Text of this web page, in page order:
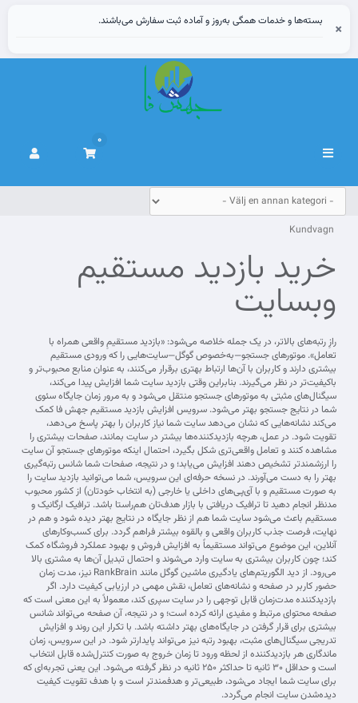
بسته‌ها و خدمات همگی به‌روز و آماده ثبت سفارش می‌باشند. ×
Växla
0
Kundvagn
خرید بازدید مستقیم
وبسایت
رازِ رتبه‌های بالاتر، در یک جمله خلاصه می‌شود: «بازدید مستقیمِ واقعی همراه با
تعامل». موتورهای جستجو—به‌خصوص گوگل—سایت‌هایی را که ورودی مستقیم
بیشتری دارند و کاربران با آن‌ها ارتباط بهتری برقرار می‌کنند، به عنوان منابع محبوب‌تر و
باکیفیت‌تر در نظر می‌گیرند. بنابراین وقتی بازدید سایت شما افزایش پیدا می‌کند،
سیگنال‌های مثبتی به موتورهای جستجو منتقل می‌شود و به مرور زمان جایگاه سئوی
شما در نتایج جستجو بهتر می‌شود. سرویس افزایش بازدید مستقیم جهش فا کمک
می‌کند نشانه‌هایی که نشان می‌دهد سایت شما نیاز کاربران را بهتر پاسخ می‌دهد،
تقویت شود. در عمل، هرچه بازدیدکننده‌ها بیشتر در سایت بمانند، صفحات بیشتری را
مشاهده کنند و تعامل واقعی‌تری شکل بگیرد، احتمال اینکه موتورهای جستجو آن سایت
را ارزشمندتر تشخیص دهند افزایش می‌یابد؛ و در نتیجه، صفحات شما شانس رتبه‌گیری
بهتر را به دست می‌آورند. در نسخه حرفه‌ای این سرویس، شما می‌توانید بازدید سایت را
به صورت مستقیم و با آی‌پی‌های داخلی یا خارجی (به انتخاب خودتان) از کشور محبوب
مدنظر انجام دهید تا ترافیک دریافتی با بازار هدف‌تان هم‌راستا باشد. ترافیک ارگانیک و
مستقیم باعث می‌شود سایت شما هم از نظر جایگاه در نتایج بهتر دیده شود و هم در
نهایت، فرصت جذب کاربران واقعی و بالقوه بیشتر فراهم گردد. برای کسب‌وکارهای
آنلاین، این موضوع می‌تواند مستقیماً به افزایش فروش و بهبود عملکرد فروشگاه کمک
کند؛ چون کاربران بیشتری به سایت وارد می‌شوند و احتمال تبدیل آن‌ها به مشتری بالا
می‌رود. از دید الگوریتم‌های یادگیری ماشین گوگل مانند RankBrain نیز، مدت زمان
حضور کاربر در صفحه و نشانه‌های تعامل، نقش مهمی در ارزیابی کیفیت دارد. اگر
بازدیدکننده مدت‌زمان قابل توجهی را در سایت سپری کند، معمولاً به این معنی است که
صفحه محتوای مرتبط و مفیدی ارائه کرده است؛ و در نتیجه، آن صفحه می‌تواند شانس
بیشتری برای قرار گرفتن در جایگاه‌های بهتر داشته باشد. با تکرار این روند و افزایش
تدریجی سیگنال‌های مثبت، بهبود رتبه نیز می‌تواند پایدارتر شود. در این سرویس، زمان
ماندگاری هر بازدیدکننده از لحظه ورود تا زمان خروج به صورت کنترل‌شده قابل انتخاب
است و حداقل ۳۰ ثانیه تا حداکثر ۲۵۰ ثانیه در نظر گرفته می‌شود. این یعنی تجربه‌ای که
برای سایت شما ایجاد می‌شود، طبیعی‌تر و هدفمندتر است و با هدف تقویت کیفیت
دیده‌شدن سایت انجام می‌گردد.